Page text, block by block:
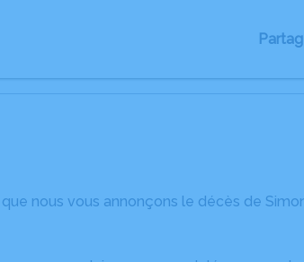
nous vous annonçons le décès de